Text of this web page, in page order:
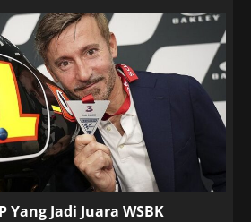
Namun, hubungan mereka sempat
awal musim […]
Yang Jadi Juara WSBK